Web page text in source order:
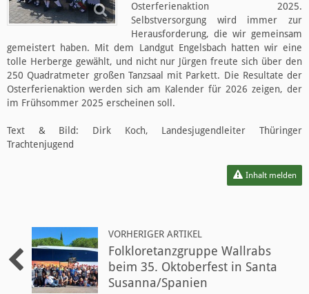
Osterferienaktion 2025.
Selbstversorgung wird immer zur
Herausforderung, die wir gemeinsam
gemeistert haben. Mit dem Landgut Engelsbach hatten wir eine
tolle Herberge gewählt, und nicht nur Jürgen freute sich über den
250 Quadratmeter großen Tanzsaal mit Parkett. Die Resultate der
Osterferienaktion werden sich am Kalender für 2026 zeigen, der
im Frühsommer 2025 erscheinen soll.
Text & Bild: Dirk Koch, Landesjugendleiter Thüringer
Trachtenjugend
Inhalt melden
VORHERIGER ARTIKEL
Folkloretanzgruppe Wallrabs
beim 35. Oktoberfest in Santa
Susanna/Spanien